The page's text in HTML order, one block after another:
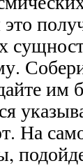
им
На